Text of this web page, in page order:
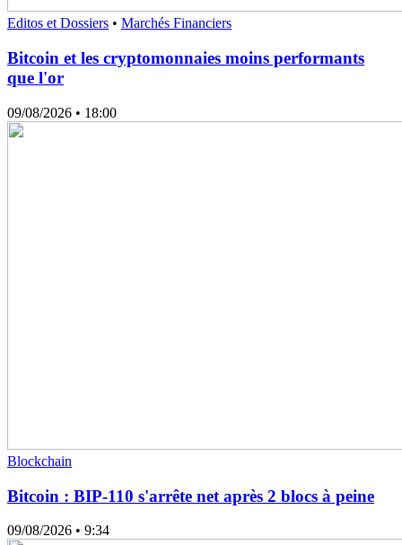
Editos et Dossiers • Marchés Financiers
Bitcoin et les cryptomonnaies moins performants
que l'or
09/08/2026 • 18:00
Blockchain
Bitcoin : BIP-110 s'arrête net après 2 blocs à peine
09/08/2026 • 9:34